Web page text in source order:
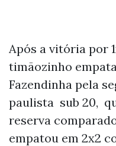
Após a vitória por
timãozinho
Fazendinha pela
paulista sub 20,
reserva
empatou em 2x2